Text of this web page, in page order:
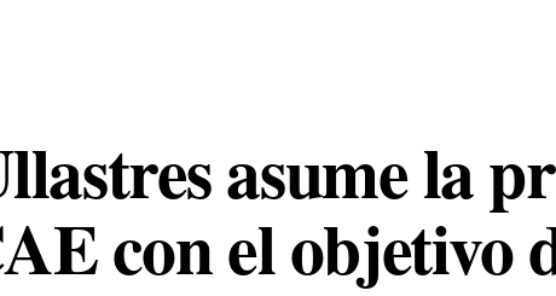
asume la
con el objetivo